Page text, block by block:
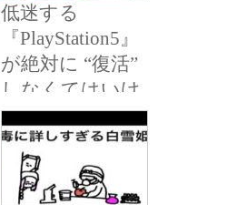
低迷する
『PlayStation5』
が絶対に “復活”
しなくてはいけ
ない理由…。日
本におけるプレ
ステの立ち位置
は超重要で